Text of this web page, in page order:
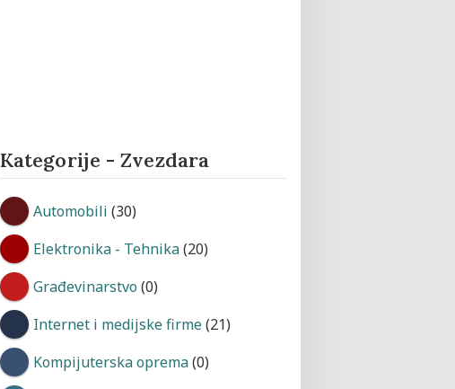
Kategorije - Zvezdara
Automobili (30)
Elektronika - Tehnika(20)
Građevinarstvo (0)
Internet i medijske firme(21)
Kompijuterska oprema(0)